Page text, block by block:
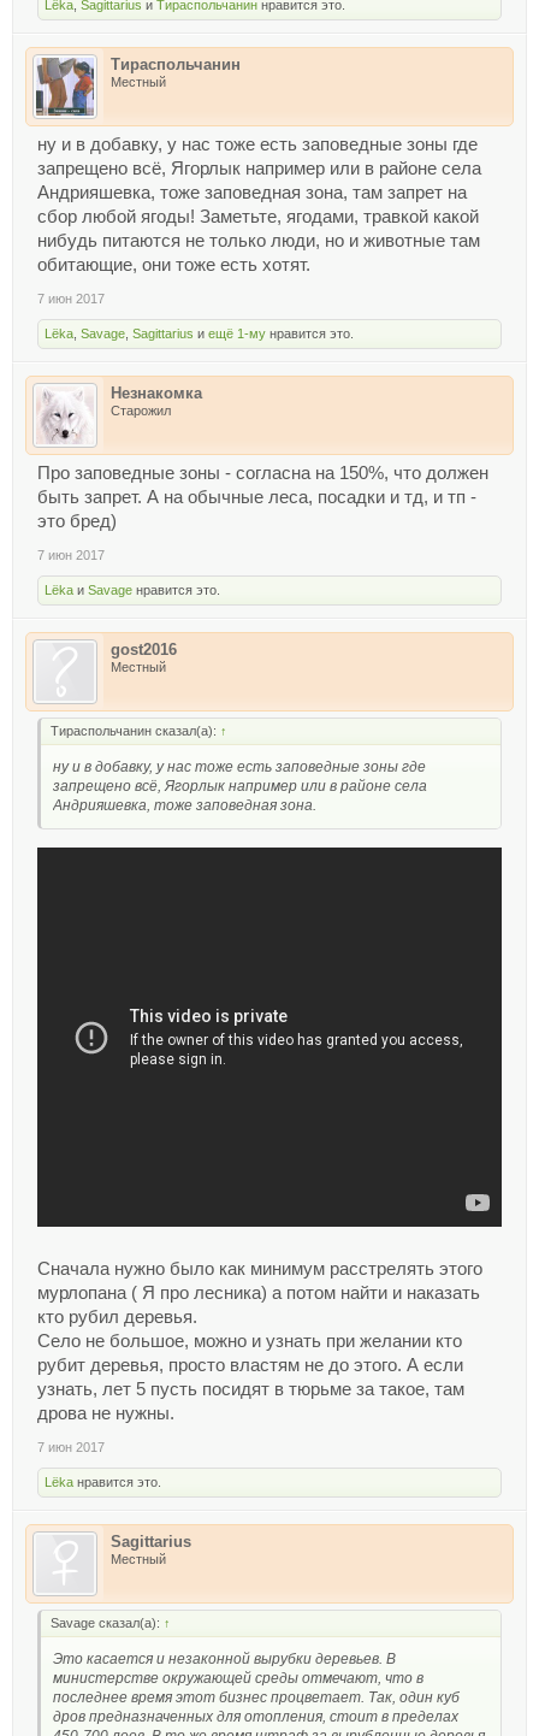
Lёka Sagittarius и Тираспольчанин нравится это.
Тираспольчанин
Местный
ну и в добавку, у нас тоже есть заповедные зоны где
запрещено всё, Ягорлык например или в районе села
Андрияшевка, тоже заповедная зона, там запрет на
сбор любой ягоды! Заметьте, ягодами, травкой какой
нибудь питаются не только люди, но и животные там
обитающие, они тоже есть хотят.
7 июн 2017
Lёka Savage Sagittarius и ещё 1-му нравится это.
Незнакомка
Старожил
Про заповедные зоны - согласна на 150%, что должен
быть запрет. А на обычные леса, посадки и тд, и тп -
это бред)
7 июн 2017
Lёka и Savage нравится это.
gost2016
Местный
Тираспольчанин сказал(а): ↑
ну и в добавку, у нас тоже есть заповедные зоны где
запрещено всё, Ягорлык например или в районе села
Андрияшевка, тоже заповедная зона.
Сначала нужно было как минимум расстрелять этого
мурлопана ( Я про лесника) а потом найти и наказать
кто рубил деревья.
Село не большое, можно и узнать при желании кто
рубит деревья, просто властям не до этого. А если
узнать, лет 5 пусть посидят в тюрьме за такое, там
дрова не нужны.
7 июн 2017
Lёka нравится это.
Sagittarius
Местный
Savage сказал(а): ↑
Это касается и незаконной вырубки деревьев. В
министерстве окружающей среды отмечают, что в
последнее время этот бизнес процветает. Так, один куб
дров предназначенных для отопления, стоит в пределах